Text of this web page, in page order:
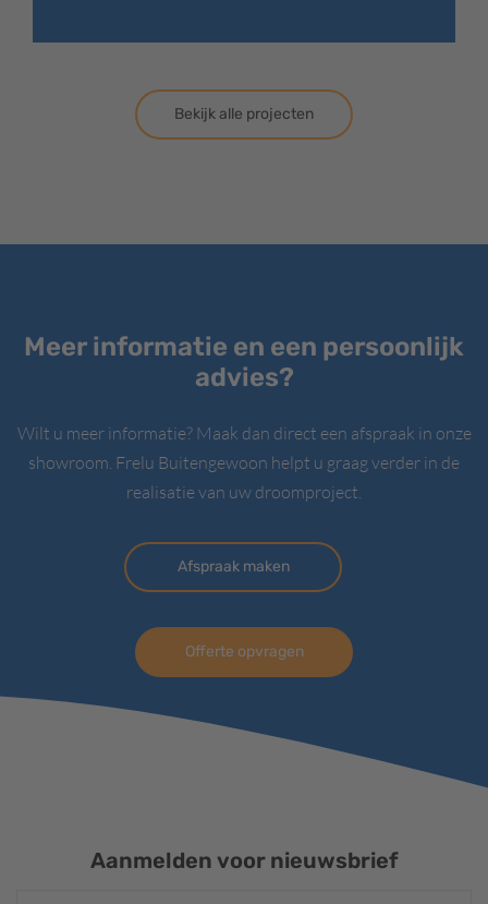
Bekijk alle projecten
Meer informatie en een persoonlijk
advies?
Wilt u meer informatie? Maak dan direct een afspraak in onze
showroom. Frelu Buitengewoon helpt u graag verder in de
realisatie van uw droomproject.
Afspraak maken
Offerte opvragen
Aanmelden voor nieuwsbrief